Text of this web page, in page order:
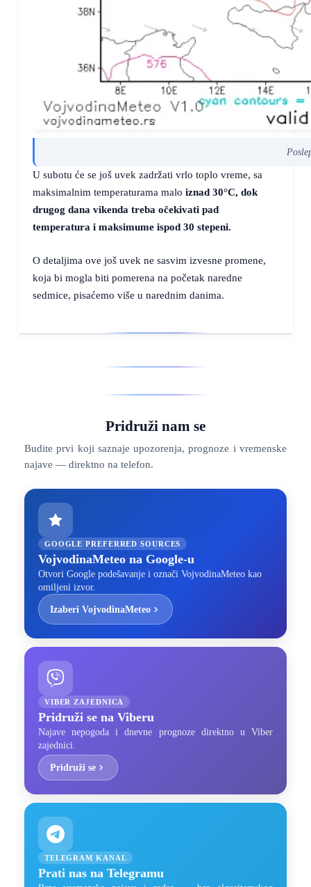
U subotu će se još uvek zadržati vrlo toplo vreme, sa
maksimalnim temperaturama malo iznad 30°C, dok
drugog dana vikenda treba očekivati pad
temperatura i maksimume ispod 30 stepeni.
O detaljima ove još uvek ne sasvim izvesne promene,
koja bi mogla biti pomerena na početak naredne
sedmice, pisaćemo više u narednim danima.
Pridruži nam se
Budite prvi koji saznaje upozorenja, prognoze i vremenske
najave — direktno na telefon.
GOOGLE PREFERRED SOURCES
VojvodinaMeteo na Google-u
Otvori Google podešavanje i označi VojvodinaMeteo kao
omiljeni izvor.
Izaberi VojvodinaMeteo
VIBER ZAJEDNICA
Pridruži se na Viberu
Najave nepogoda i dnevne prognoze direktno u Viber
zajednici.
Pridruži se
TELEGRAM KANAL
Prati nas na Telegramu